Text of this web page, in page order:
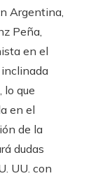
Argentina,
Peña,
en el
lo que
en el
de la
dudas
UU. con